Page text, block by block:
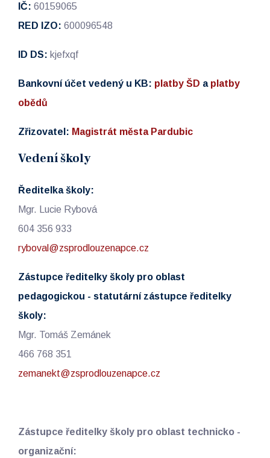
IČ: 60159065
RED IZO: 600096548
ID DS: kjefxqf
Bankovní účet vedený u KB: platby ŠD a platby
obědů
Zřizovatel: Magistrát města Pardubic
Vedení školy
Ředitelka školy:
Mgr. Lucie Rybová
604 356 933
ryboval@zsprodlouzenapce.cz
Zástupce ředitelky školy pro oblast
pedagogickou - statutární zástupce ředitelky
školy:
Mgr. Tomáš Zemánek
466 768 351
zemanekt@zsprodlouzenapce.cz
Zástupce ředitelky školy pro oblast technicko -
organizační: